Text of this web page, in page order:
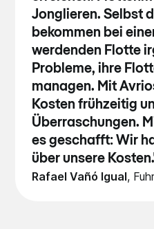
Jonglieren. Selbst
bekommen bei
werdenden Flotte
Probleme, ihre
managen. Mit
Kosten frühzeitig
Überraschungen.
es geschafft: Wir
über unsere
Rafael Vañó Igual,